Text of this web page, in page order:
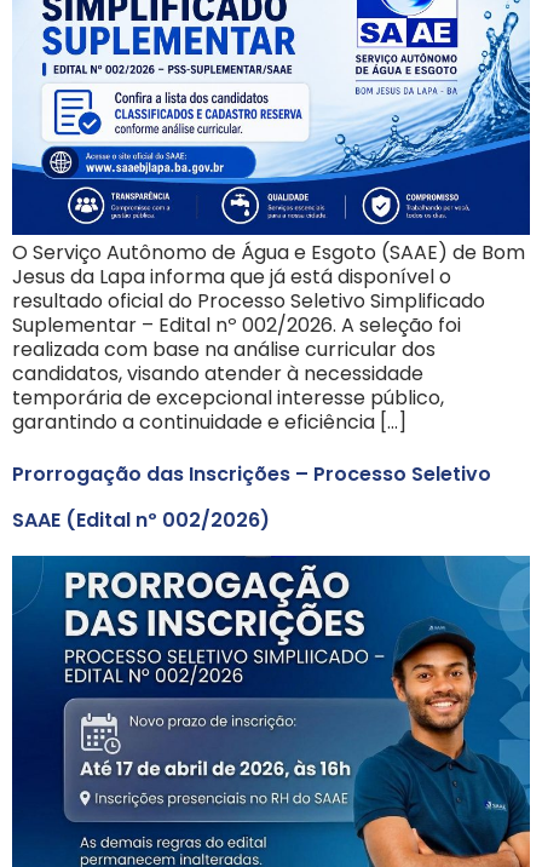
O Serviço Autônomo de Água e Esgoto (SAAE) de Bom
Jesus da Lapa informa que já está disponível o
resultado oficial do Processo Seletivo Simplificado
Suplementar – Edital nº 002/2026. A seleção foi
realizada com base na análise curricular dos
candidatos, visando atender à necessidade
temporária de excepcional interesse público,
garantindo a continuidade e eficiência […]
Prorrogação das Inscrições – Processo Seletivo
SAAE (Edital nº 002/2026)